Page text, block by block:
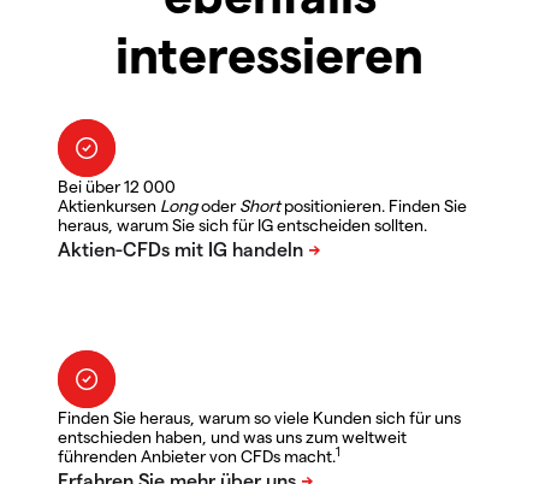
interessieren
Bei über 12 000
Aktienkursen LongoderShortpositionieren. Finden Sie
heraus, warum Sie sich für IG entscheiden sollten.
Finden Sie heraus, warum so viele Kunden sich für uns
entschieden haben, und was uns zum weltweit
führenden Anbieter von CFDs macht.1